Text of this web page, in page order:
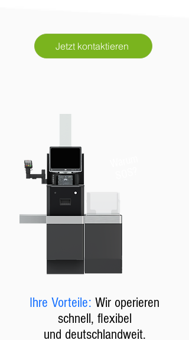
Jetzt kontaktieren
Ihre Vorteile: Wir operieren
schnell, flexibel
und deutschlandweit.